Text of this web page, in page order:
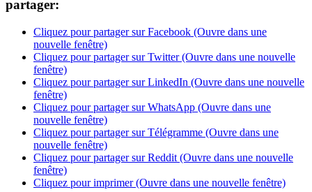
partager:
Cliquez pour partager sur Facebook (Ouvre dans une
nouvelle fenêtre)
Cliquez pour partager sur Twitter (Ouvre dans une nouvelle
fenêtre)
Cliquez pour partager sur LinkedIn (Ouvre dans une nouvelle
fenêtre)
Cliquez pour partager sur WhatsApp (Ouvre dans une
nouvelle fenêtre)
Cliquez pour partager sur Télégramme (Ouvre dans une
nouvelle fenêtre)
Cliquez pour partager sur Reddit (Ouvre dans une nouvelle
fenêtre)
Cliquez pour imprimer (Ouvre dans une nouvelle fenêtre)